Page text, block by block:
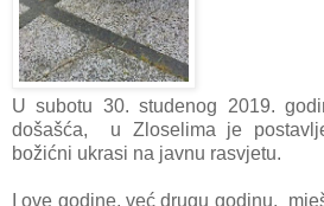
U subotu 30. studenog 2019.
došašća, u Zloselima je
božićni ukrasi na javnu rasvjetu.
I ove godine, već drugu godinu,